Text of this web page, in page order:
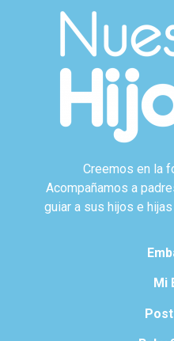
Creemos en la
Acompañamos a
guiar a sus hijos e
Mi